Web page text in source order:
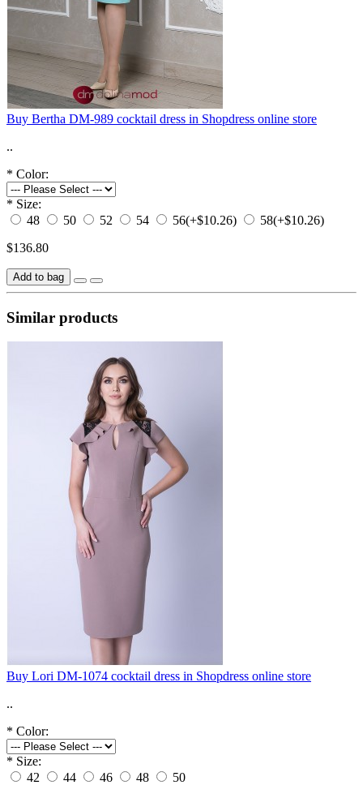
Buy Bertha DM-989 cocktail dress in Shopdress online store
..
* Color:
* Size:
48
50 52 54 56(+$10.26) 58(+$10.26)
$136.80
Add to bag
Similar products
Buy Lori DM-1074 cocktail dress in Shopdress online store
..
* Color:
* Size:
42
44 46 48
50